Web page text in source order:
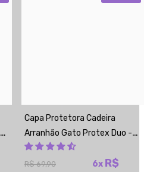
Capa Protetora Cadeira
Arranhão Gato Protex Duo -
Verde Oliva
R$ 69,90 6x R$